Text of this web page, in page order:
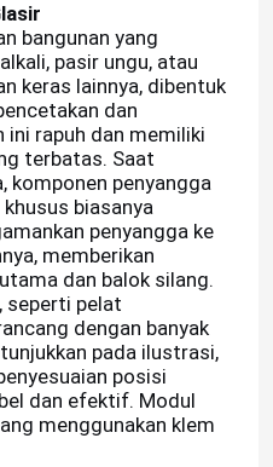
bangunan yang
pasir ungu, atau
keras lainnya, dibentuk
dan
ini rapuh dan memiliki
terbatas. Saat
komponen penyangga
biasanya
penyangga ke
memberikan
dan balok silang.
seperti pelat
dengan banyak
pada ilustrasi,
posisi
dan efektif. Modul
menggunakan klem